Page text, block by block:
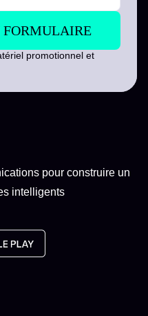
promotionnel et
pour construire un
intelligents